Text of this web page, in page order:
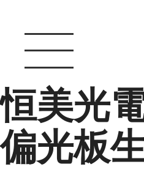
恒美光
偏光板